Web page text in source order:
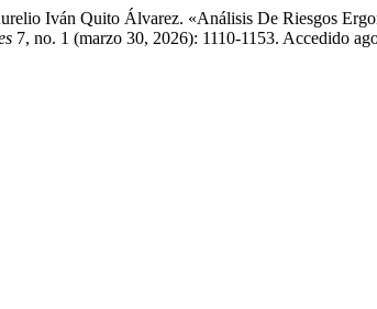
Iván Quito Álvarez. «Análisis De Riesgos
7, no. 1 (marzo 30, 2026): 1110-1153. Accedido